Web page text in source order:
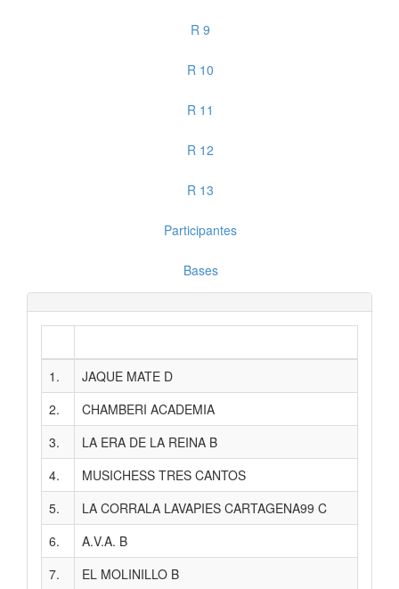
R 9
R 10
R 11
R 12
R 13
Participantes
Bases
1. JAQUE MATE D
2.
CHAMBERI ACADEMIA
3.
LA ERA DE LA REINA B
4.
MUSICHESS TRES CANTOS
5.
LA CORRALA LAVAPIES CARTAGENA99 C
6.
A.V.A. B
7.
EL MOLINILLO B